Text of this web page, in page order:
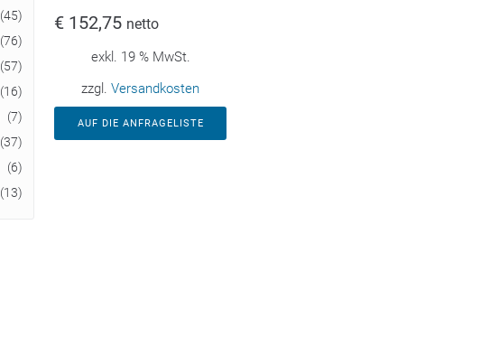
€ 152,75 netto
exkl. 19 % MwSt.
zzgl. Versandkosten
AUF DIE ANFRAGELISTE
(45)
(76)
(57)
(16)
(7)
(37)
(6)
(13)